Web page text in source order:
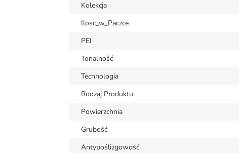
Kolekcja
Ilosc_w_Paczce
PEI
Tonalność
Technologia
Rodzaj Produktu
Powierzchnia
Grubość
Antypoślizgowość